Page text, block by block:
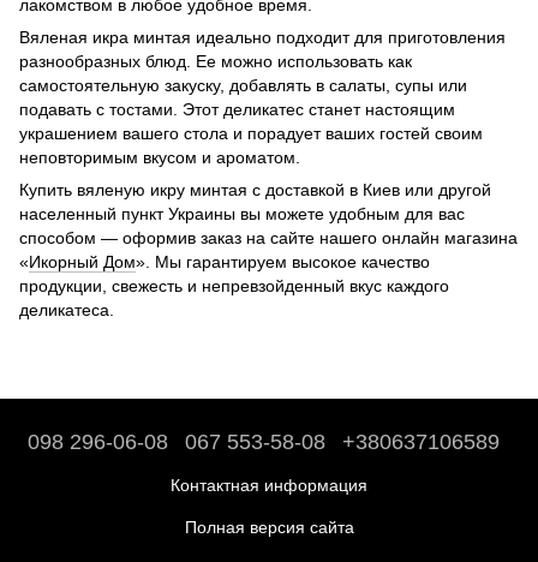
лакомством в любое удобное время.
Вяленая икра минтая идеально подходит для приготовления
разнообразных блюд. Ее можно использовать как
самостоятельную закуску, добавлять в салаты, супы или
подавать с тостами. Этот деликатес станет настоящим
украшением вашего стола и порадует ваших гостей своим
неповторимым вкусом и ароматом.
Купить вяленую икру минтая с доставкой в Киев или другой
населенный пункт Украины вы можете удобным для вас
способом — оформив заказ на сайте нашего онлайн магазина
«Икорный Дом». Мы гарантируем высокое качество
продукции, свежесть и непревзойденный вкус каждого
деликатеса.
098 296-06-08 067 553-58-08 +380637106589
Контактная информация
Полная версия сайта